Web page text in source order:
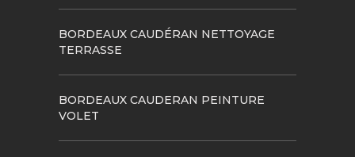
BORDEAUX CAUDÉRAN NETTOYAGE
TERRASSE
BORDEAUX CAUDERAN PEINTURE
VOLET